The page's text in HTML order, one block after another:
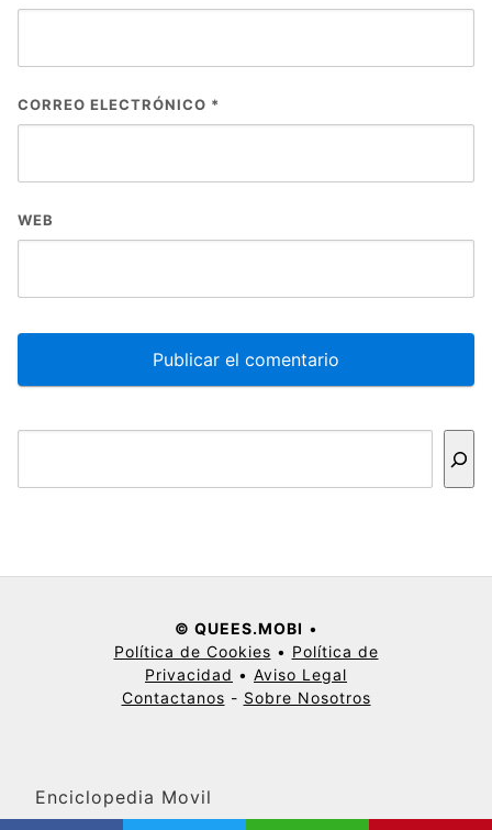
CORREO ELECTRÓNICO *
WEB
© QUEES.MOBI •
Política de Cookies • Política de
Privacidad • Aviso Legal
Contactanos - Sobre Nosotros
Enciclopedia Movil